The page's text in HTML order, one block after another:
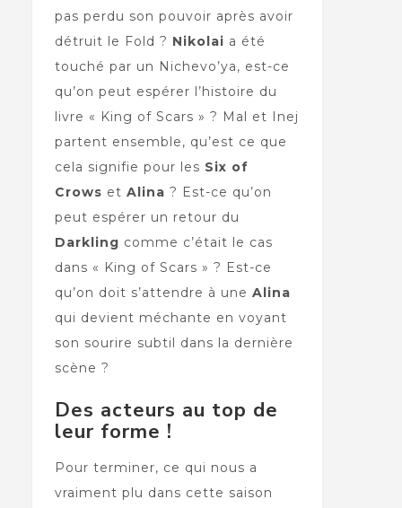
pas perdu son pouvoir après avoir
détruit le Fold ? Nikolai a été
touché par un Nichevo’ya, est-ce
qu’on peut espérer l’histoire du
livre « King of Scars » ? Mal et Inej
partent ensemble, qu’est ce que
cela signifie pour les Six of
Crows et Alina ? Est-ce qu’on
peut espérer un retour du
Darkling comme c’était le cas
dans « King of Scars » ? Est-ce
qu’on doit s’attendre à une Alina
qui devient méchante en voyant
son sourire subtil dans la dernière
scène ?
Des acteurs au top de
leur forme !
Pour terminer, ce qui nous a
vraiment plu dans cette saison